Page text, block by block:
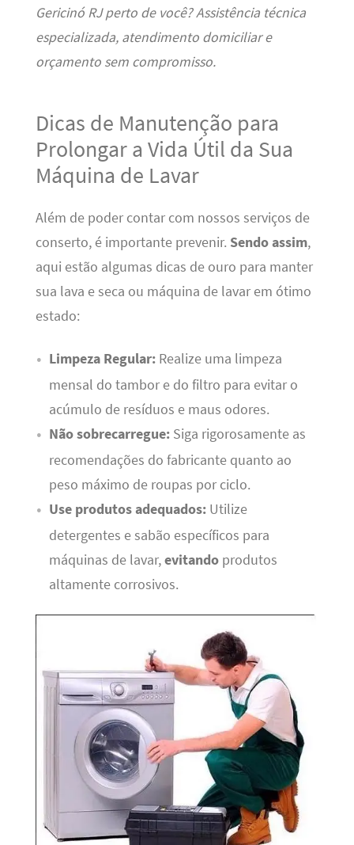
Gericinó RJ perto de você? Assistência técnica
especializada, atendimento domiciliar e
orçamento sem compromisso.
Dicas de Manutenção para
Prolongar a Vida Útil da Sua
Máquina de Lavar
Além de poder contar com nossos serviços de
conserto, é importante prevenir. Sendo assim,
aqui estão algumas dicas de ouro para manter
sua lava e seca ou máquina de lavar em ótimo
estado:
Limpeza Regular:Realize uma limpeza
mensal do tambor e do filtro para evitar o
acúmulo de resíduos e maus odores.
Não sobrecarregue:Siga rigorosamente as
recomendações do fabricante quanto ao
peso máximo de roupas por ciclo.
Use produtos adequados:Utilize
detergentes e sabão específicos para
máquinas de lavar,evitandoprodutos
altamente corrosivos.